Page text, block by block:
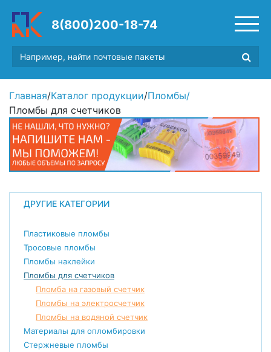
8(800)200-18-74
Главная/Каталог продукции/Пломбы/
Пломбы для счетчиков
ДРУГИЕ КАТЕГОРИИ
Пластиковые пломбы
Тросовые пломбы
Пломбы наклейки
Пломбы для счетчиков
Пломба на газовый счетчик
Пломбы на электросчетчик
Пломбы на водяной счетчик
Материалы для опломбировки
Стержневые пломбы